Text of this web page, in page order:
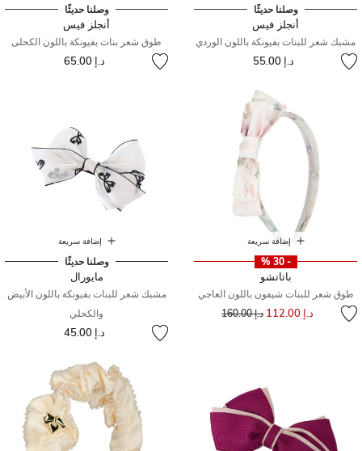
وصلنا حديثًا
أنجلز فيس
مشبك شعر للبنات بفيونكة باللون الوردي
د.إ 55.00
وصلنا حديثًا
أنجلز فيس
طوق شعر بنات بفيونكة باللون الكحلى
د.إ 65.00
إضافة سريعة
- 30 %
باتاتشو
طوق شعر للبنات شيفون باللون العاجي
د.إ 112.00 سعر مخفض مند.إ 160.00
إضافة سريعة
وصلنا حديثًا
مايورال
مشبك شعر للبنات بفيونكة باللون الأبيض
والكحلي
د.إ 45.00